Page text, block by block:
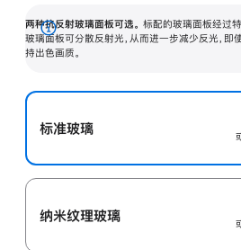
两种抗反射玻璃面板可选。 标配的玻璃面板经过
玻璃面板可分散反射光，从而进一步减少反光，
持出色画质。
展
开
标准玻璃
纳米纹理玻璃